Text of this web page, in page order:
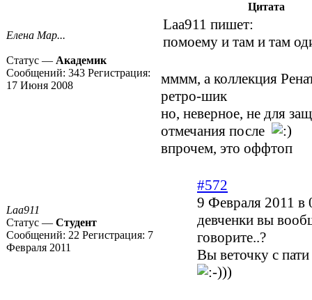
Елена Мар...
Статус — Академик
Сообщений: 343 Регистрация:
17 Июня 2008
Цитата
Laa911 пишет:
помоему и там и там
мммм, а коллекция
ретро-шик
но, неверное, не для
отмечания после
впрочем, это оффтоп
Laa911
Статус — Студент
Сообщений: 22 Регистрация: 7
Февраля 2011
#572
9 Февраля 2011 в
девченки вы
говорите..?
Вы веточку с
))